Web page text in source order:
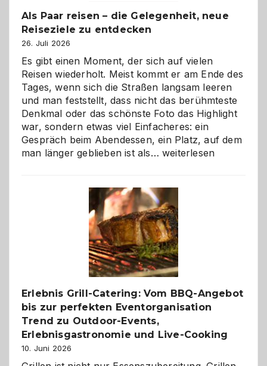
Als Paar reisen – die Gelegenheit, neue
Reiseziele zu entdecken
26. Juli 2026
Es gibt einen Moment, der sich auf vielen
Reisen wiederholt. Meist kommt er am Ende des
Tages, wenn sich die Straßen langsam leeren
und man feststellt, dass nicht das berühmteste
Denkmal oder das schönste Foto das Highlight
war, sondern etwas viel Einfacheres: ein
Gespräch beim Abendessen, ein Platz, auf dem
man länger geblieben ist als… Als
–
die
Gelegenheit,
neue
Reiseziele
zu
entdecken
weiterlesen
Erlebnis Grill-Catering: Vom BBQ-Angebot
bis zur perfekten Eventorganisation
Trend zu Outdoor-Events,
Erlebnisgastronomie und Live-Cooking
10. Juni 2026